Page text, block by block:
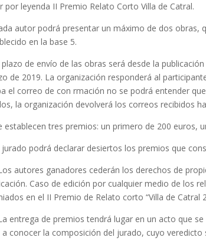
por leyenda II Premio Relato Corto Villa de Catral.
autor podrá presentar un máximo de dos obras,
en la base 5.
plazo de envío de las obras será desde la
de 2019. La organización responderá al
el correo de con rmación no se podrá entender
la organización devolverá los correos recibidos
establecen tres premios: un primero de 200 euros,
jurado podrá declarar desiertos los premios que
autores ganadores cederán los derechos de
Caso de edición por cualquier medio de los
en el II Premio de Relato corto “Villa de
entrega de premios tendrá lugar en un acto que
a conocer la composición del jurado, cuyo veredicto